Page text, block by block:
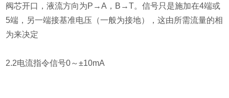
阀芯开口，液流方向为P→A，B→T。信号只是施加在4端或
5端，另一端接基准电压（一般为接地），这由所需流量的相
为来决定
2.2电流指令信号0～±10mA